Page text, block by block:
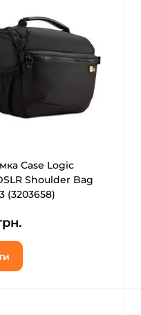
Case Logic
Shoulder Bag
(3203658)